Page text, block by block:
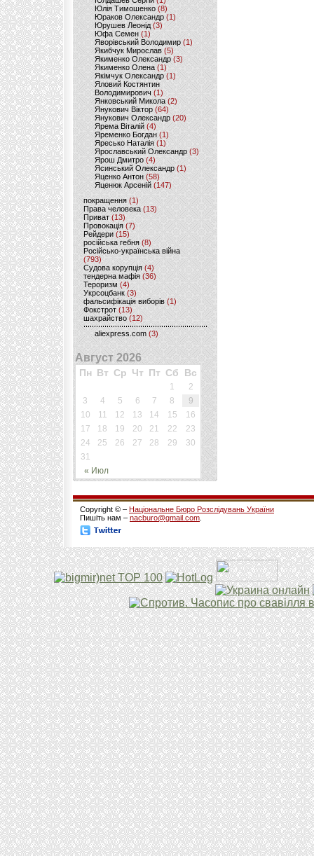
Юлія Тимошенко (8)
Юраков Олександр (1)
Юрушев Леонід (3)
Юфа Семен (1)
Яворівський Володимир (1)
Якибчук Мирослав (5)
Якименко Олександр (3)
Якименко Олена(1)
Якімчук Олександр (1)
Яловий Костянтин
Володимирович (1)
Янковський Микола(2)
Янукович Віктор (64)
Янукович Олександр(20)
Ярема Віталій(4)
Яременко Богдан(1)
Яресько Наталія(1)
Ярославський Олександр (3)
Ярош Дмитро (4)
Ясинський Олександр (1)
Яценко Антон(58)
Яценюк Арсеній (147)
покращення (1)
Права человека(13)
Приват (13)
Провокація (7)
Рейдери (15)
російська гебня (8)
Російсько-українська війна
(793)
Судова корупція (4)
тендерна мафія (36)
Тероризм (4)
Укрсоцбанк (3)
фальсифікація виборів (1)
Фокстрот(13)
шахрайство (12)
aliexpress.com (3)
Август 2026
Пн Вт Ср Чт Пт Сб Вс
« Июл
1
2
3
4 5 6 7 8
9
10
11 12 13 14 15
16
17
18 19 20 21 22
23
24
25 26 27 28 29
30
31
Copyright © – Національне Бюро Розслідувань України
Пишіть нам – nacburo@gmail.com